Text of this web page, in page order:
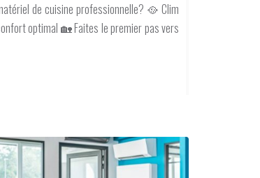
de cuisine professionnelle? 🥘 Clim
optimal 🏡 Faites le premier pas vers